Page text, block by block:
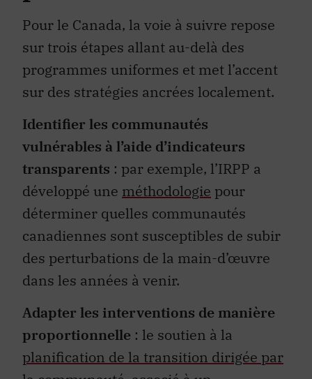
Pour le Canada, la voie à suivre repose
sur trois étapes allant au-delà des
programmes uniformes et met l’accent
sur des stratégies ancrées localement.
Identifier les communautés
vulnérables à l’aide d’indicateurs
transparents : par exemple, l’IRPP a
développé une méthodologie pour
déterminer quelles communautés
canadiennes sont susceptibles de subir
des perturbations de la main-d’œuvre
dans les années à venir.
Adapter les interventions de manière
proportionnelle : le soutien à la
planification de la transition dirigée par